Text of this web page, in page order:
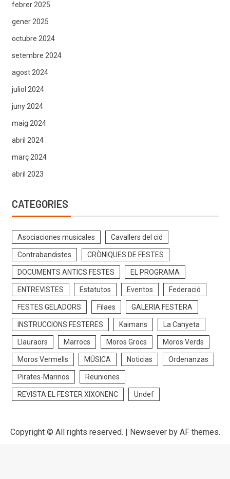
febrer 2025
gener 2025
octubre 2024
setembre 2024
agost 2024
juliol 2024
juny 2024
maig 2024
abril 2024
març 2024
abril 2023
CATEGORIES
Asociaciones musicales Cavallers del cid
Contrabandistes CRÒNIQUES DE FESTES
DOCUMENTS ANTICS FESTES EL PROGRAMA
ENTREVISTES Estatutos Eventos Federació
FESTES GELADORS Filaes GALERIA FESTERA
INSTRUCCIONS FESTERES Kaimans La Canyeta
Llauraors Marrocs Moros Grocs Moros Verds
Moros Vermells MÚSICA Noticias Ordenanzas
Pirates-Marinos Reuniones
REVISTA EL FESTER XIXONENC Undef
Copyright © All rights reserved. Newseverby AF themes.